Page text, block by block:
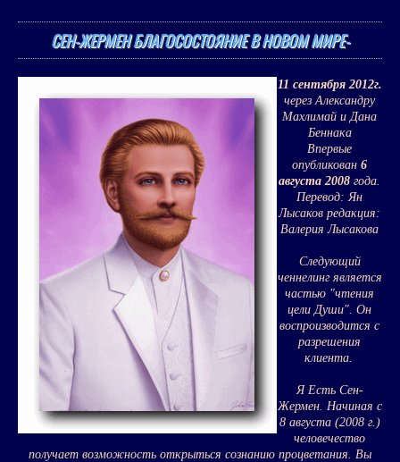
СЕН-ЖЕРМЕН БЛАГОСОСТОЯНИЕ В НОВОМ МИРЕ-
11 сентября 2012г.
через Александру
Махлимай и Дана
Беннака
Впервые
опубликован 6
августа 2008 года.
Перевод: Ян
Лысаков редакция:
Валерия Лысакова
Следующий
ченнелинг является
частью "чтения
цели Души". Он
воспроизводится с
разрешения
клиента.
Я Есть Сен-
Жермен. Начиная с
8 августа (2008 г.)
человечество
получает возможность открыться сознанию процветания. Вы